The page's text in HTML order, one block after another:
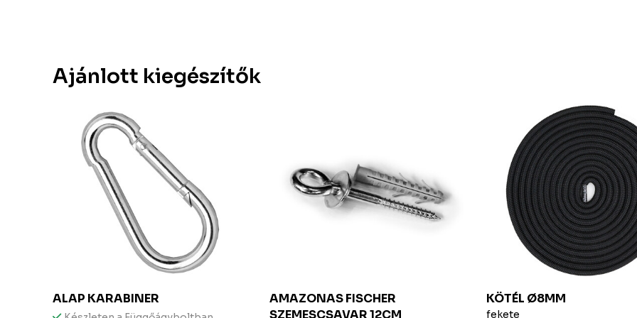
Ajánlott kiegészítők
ALAP KARABINER
AMAZONAS FISCHER
SZEMESCSAVAR 12CM
KÖTÉL Ø8MM
fekete